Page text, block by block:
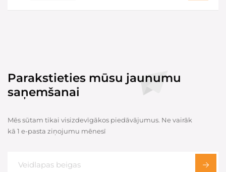
Parakstieties mūsu jaunumu
saņemšanai
Mēs sūtam tikai visizdevīgākos piedāvājumus. Ne vairāk
kā 1 e-pasta ziņojumu mēnesī